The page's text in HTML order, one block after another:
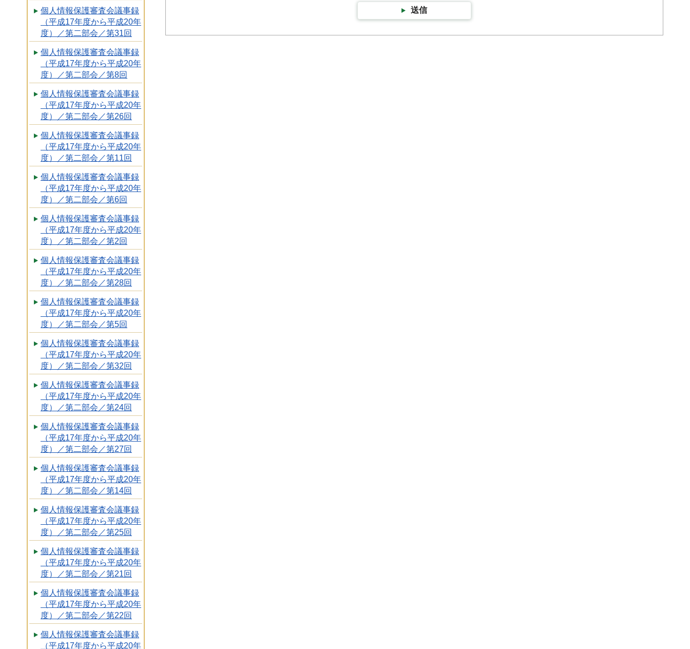
個人情報保護審査会議事録
（平成17年度から平成20年
度）／第二部会／第31回
個人情報保護審査会議事録
（平成17年度から平成20年
度）／第二部会／第8回
個人情報保護審査会議事録
（平成17年度から平成20年
度）／第二部会／第26回
個人情報保護審査会議事録
（平成17年度から平成20年
度）／第二部会／第11回
個人情報保護審査会議事録
（平成17年度から平成20年
度）／第二部会／第6回
個人情報保護審査会議事録
（平成17年度から平成20年
度）／第二部会／第2回
個人情報保護審査会議事録
（平成17年度から平成20年
度）／第二部会／第28回
個人情報保護審査会議事録
（平成17年度から平成20年
度）／第二部会／第5回
個人情報保護審査会議事録
（平成17年度から平成20年
度）／第二部会／第32回
個人情報保護審査会議事録
（平成17年度から平成20年
度）／第二部会／第24回
個人情報保護審査会議事録
（平成17年度から平成20年
度）／第二部会／第27回
個人情報保護審査会議事録
（平成17年度から平成20年
度）／第二部会／第14回
個人情報保護審査会議事録
（平成17年度から平成20年
度）／第二部会／第25回
個人情報保護審査会議事録
（平成17年度から平成20年
度）／第二部会／第21回
個人情報保護審査会議事録
（平成17年度から平成20年
度）／第二部会／第22回
個人情報保護審査会議事録
（平成17年度から平成20年
送信